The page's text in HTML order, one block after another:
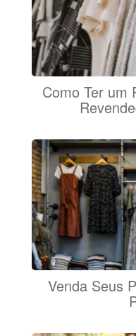
Como Ter um
Venda Seus